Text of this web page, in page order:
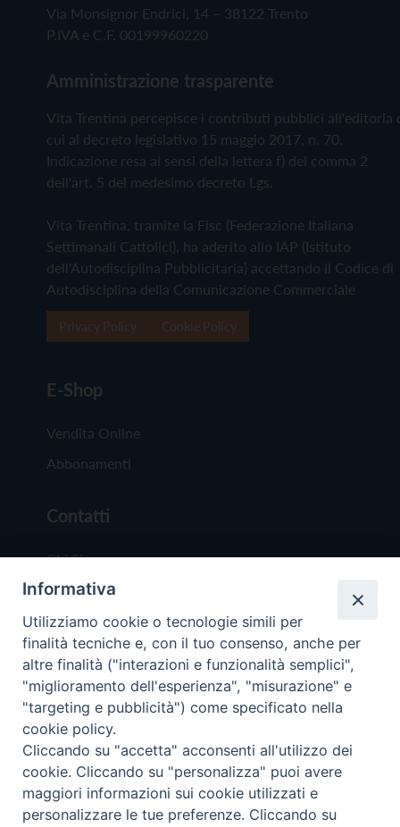
Via Monsignor Endrici, 14 – 38122 Trento
P.IVA e C.F. 00199960220
Amministrazione trasparente
Vita Trentina percepisce i contributi pubblici all'editoria
cui al decreto legislativo 15 maggio 2017, n. 70.
Indicazione resa ai sensi della lettera f) del comma 2
dell'art. 5 del medesimo decreto Lgs.
Vita Trentina, tramite la Fisc (Federazione Italiana
Settimanali Cattolici), ha aderito allo IAP (Istituto
dell'Autodisciplina Pubblicitaria) accettando il Codice di
Autodisciplina della Comunicazione Commerciale
E-Shop
Vendita Online
Abbonamenti
Contatti
Chi Siamo
Redazione
Scrivici
Copyright © 2019 - Tutti i diritti riservati - Vita
Trentina Editrice
Privacy Policy
Informativa
Utilizziamo cookie o tecnologie simili per
finalità tecniche e, con il tuo consenso, anche per
altre finalità ("interazioni e funzionalità semplici",
"miglioramento dell'esperienza", "misurazione" e
"targeting e pubblicità") come specificato nella
cookie policy.
Cliccando su "accetta" acconsenti all'utilizzo dei
cookie. Cliccando su "personalizza" puoi avere
maggiori informazioni sui cookie utilizzati e
personalizzare le tue preferenze. Cliccando su